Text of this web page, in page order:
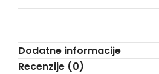
Dodatne informacije
Recenzije (0)